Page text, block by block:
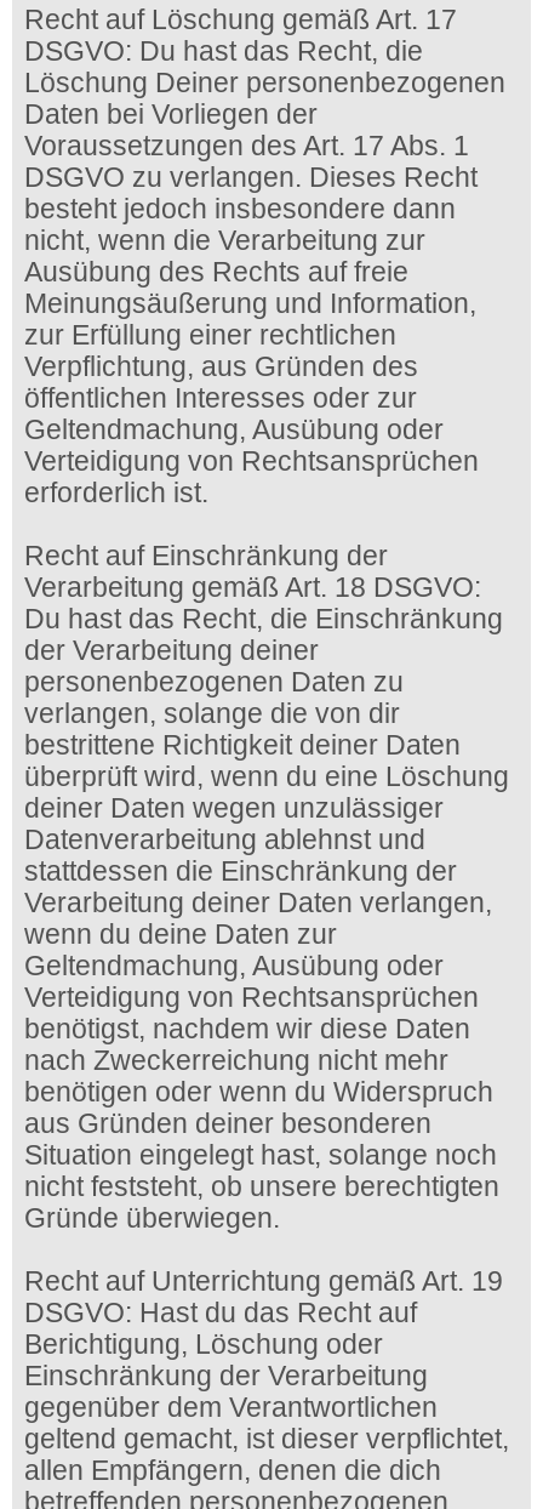
Recht auf Löschung gemäß Art. 17
DSGVO: Du hast das Recht, die
Löschung Deiner personenbezogenen
Daten bei Vorliegen der
Voraussetzungen des Art. 17 Abs. 1
DSGVO zu verlangen. Dieses Recht
besteht jedoch insbesondere dann
nicht, wenn die Verarbeitung zur
Ausübung des Rechts auf freie
Meinungsäußerung und Information,
zur Erfüllung einer rechtlichen
Verpflichtung, aus Gründen des
öffentlichen Interesses oder zur
Geltendmachung, Ausübung oder
Verteidigung von Rechtsansprüchen
erforderlich ist.
Recht auf Einschränkung der
Verarbeitung gemäß Art. 18 DSGVO:
Du hast das Recht, die Einschränkung
der Verarbeitung deiner
personenbezogenen Daten zu
verlangen, solange die von dir
bestrittene Richtigkeit deiner Daten
überprüft wird, wenn du eine Löschung
deiner Daten wegen unzulässiger
Datenverarbeitung ablehnst und
stattdessen die Einschränkung der
Verarbeitung deiner Daten verlangen,
wenn du deine Daten zur
Geltendmachung, Ausübung oder
Verteidigung von Rechtsansprüchen
benötigst, nachdem wir diese Daten
nach Zweckerreichung nicht mehr
benötigen oder wenn du Widerspruch
aus Gründen deiner besonderen
Situation eingelegt hast, solange noch
nicht feststeht, ob unsere berechtigten
Gründe überwiegen.
Recht auf Unterrichtung gemäß Art. 19
DSGVO: Hast du das Recht auf
Berichtigung, Löschung oder
Einschränkung der Verarbeitung
gegenüber dem Verantwortlichen
geltend gemacht, ist dieser verpflichtet,
allen Empfängern, denen die dich
betreffenden personenbezogenen